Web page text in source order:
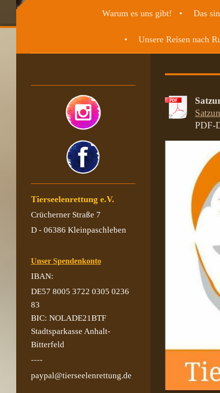
Warum es uns gibt! Das
Unsere Reisen nach
PDF-
Tierseelenrettung e.V.
Crücherner Straße 7
D - 06386 Kleinpaschleben
Unser Spendenkonto
IBAN:
DE57 8005 3722 0305 0236
83
BIC: NOLADE21BTF
Stadtsparkasse Anhalt-
Bitterfeld
----
paypal@tierseelenrettung.de